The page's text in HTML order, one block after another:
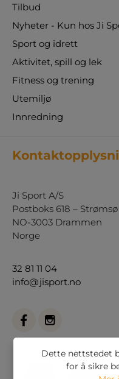
Tilbud
Nyheter - Kun hos Ji
Sport og idrett
Aktivitet, spill og lek
Fitness og trening
Utemiljø
Innredning
Ji Sport A/S
Postboks 618 – Strømsø
NO-3003 Drammen
Norge
32 81 11 04
info@jisport.no
Dette nettstedet
for å sikre